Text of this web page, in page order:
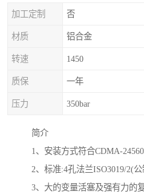
加工定制 否
材质 铝合金
转速 1450
质保 一年
压力 350bar
简介
1、安装方式符合CDMA-
2、标准:4孔法兰ISO3019/2(公
3、大的变量活塞及强有力的